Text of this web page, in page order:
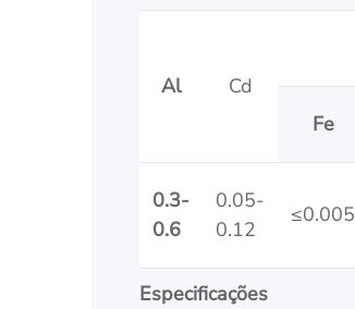
Al Cd
Fe
0.3-
0.6
0.05-
0.12
≤0.005
Especificações